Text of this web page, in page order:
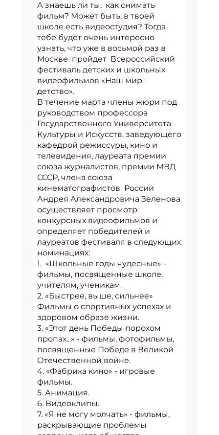
А знаешь ли ты, как снимать
фильм? Может быть, в твоей
школе есть видеостудия? Тогда
тебе будет очень интересно
узнать, что уже в восьмой раз в
Москве пройдет Всероссийский
фестиваль детских и школьных
видеофильмов «Наш мир –
детство».
В течение марта члены жюри под
руководством профессора
Государственного Университета
Культуры и Искусств, заведующего
кафедрой режиссуры, кино и
телевидения, лауреата премии
союза журналистов, премии МВД
СССР, члена союза
кинематографистов России
Андрея Александровича Зеленова
осуществляет просмотр
конкурсных видеофильмов и
определяет победителей и
лауреатов фестиваля в следующих
номинациях:
1. «Школьные годы чудесные» -
фильмы, посвященные школе,
учителям, ученикам.
2. «Быстрее, выше, сильнее»
Фильмы о спортивных успехах и
здоровом образе жизни.
3. «Этот день Победы порохом
пропах...» - фильмы, фотофильмы,
посвященные Победе в Великой
Отечественной войне.
4. «Фабрика кино» - игровые
фильмы.
5. Анимация.
6. Видеоклипы.
7. «Я не могу молчать» - фильмы,
раскрывающие проблемы